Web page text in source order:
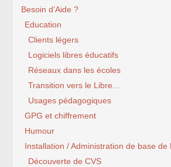
Besoin d’Aide ?
Education
Clients légers
Logiciels libres éducatifs
Réseaux dans les écoles
Transition vers le Libre...
Usages pédagogiques
GPG et chiffrement
Humour
Installation / Administration de base de
Découverte de CVS